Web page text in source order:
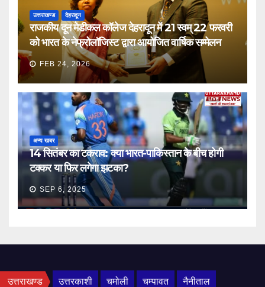
उत्तराखण्ड देहरादून
राजकीय दून मेडीकल कॉलेज देहरादून में 21 स्वम् 22 फरवरी
को भारत के नेफ्रोलॉजिस्ट द्वारा आयोजित वार्षिक सम्मेलन
FEB 24, 2026
अन्य खबर
14 सितंबर का टकराव: क्या भारत-पाकिस्तान के बीच होगी
टक्कर या फिर लगेगा झटका?
SEP 6, 2025
उत्तराखण्ड उत्तरकाशी चमोली चम्पावत नैनीताल